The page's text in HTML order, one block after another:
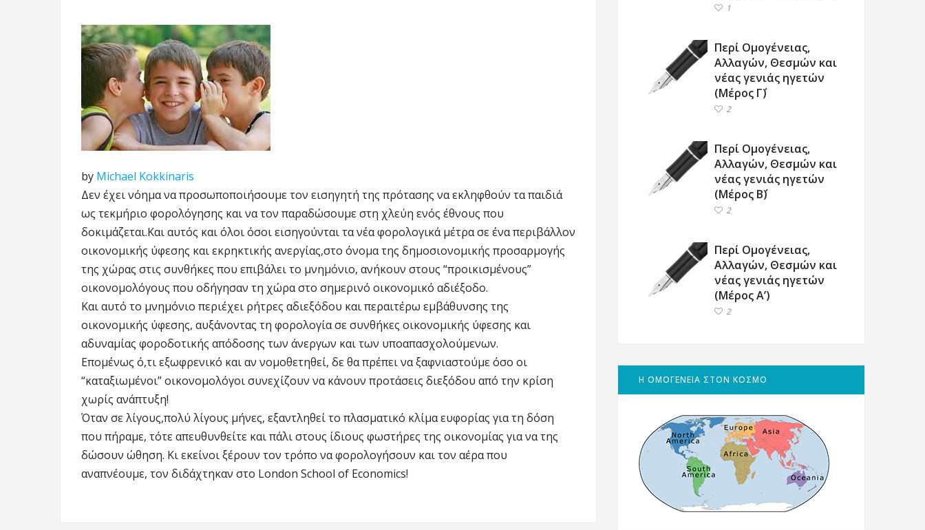
by Michael Kokkinaris
Δεν έχει νόημα να προσωποποιήσουμε τον εισηγητή της πρότασης να εκληφθούν τα παιδιά
ως τεκμήριο φορολόγησης και να τον παραδώσουμε στη χλεύη ενός έθνους που
δοκιμάζεται.Και αυτός και όλοι όσοι εισηγούνται τα νέα φορολογικά μέτρα σε ένα περιβάλλον
οικονομικής ύφεσης και εκρηκτικής ανεργίας,στο όνομα της δημοσιονομικής προσαρμογής
της χώρας στις συνθήκες που επιβάλει το μνημόνιο, ανήκουν στους “προικισμένους”
οικονομολόγους που οδήγησαν τη χώρα στο σημερινό οικονομικό αδιέξοδο.
Και αυτό το μνημόνιο περιέχει ρήτρες αδιεξόδου και περαιτέρω εμβάθυνσης της
οικονομικής ύφεσης, αυξάνοντας τη φορολογία σε συνθήκες οικονομικής ύφεσης και
αδυναμίας φοροδοτικής απόδοσης των άνεργων και των υποαπασχολούμενων.
Επομένως ό,τι εξωφρενικό και αν νομοθετηθεί, δε θα πρέπει να ξαφνιαστούμε όσο οι
“καταξιωμένοι” οικονομολόγοι συνεχίζουν να κάνουν προτάσεις διεξόδου από την κρίση
χωρίς ανάπτυξη!
Όταν σε λίγους,πολύ λίγους μήνες, εξαντληθεί το πλασματικό κλίμα ευφορίας για τη δόση
που πήραμε, τότε απευθυνθείτε και πάλι στους ίδιους φωστήρες της οικονομίας για να της
δώσουν ώθηση. Κι εκείνοι ξέρουν τον τρόπο να φορολογήσουν και τον αέρα που
αναπνέουμε, τον διδάχτηκαν στο London School of Economics!
1
Περί Ομογένειας,
Αλλαγών, Θεσμών και
νέας γενιάς ηγετών
(Μέρος Γ΄)
2
Περί Ομογένειας,
Αλλαγών, Θεσμών και
νέας γενιάς ηγετών
(Μέρος Β΄)
2
Περί Ομογένειας,
Αλλαγών, Θεσμών και
νέας γενιάς ηγετών
(Μέρος Α’)
2
Η ΟΜΟΓΕΝΕΙΑ ΣΤΟΝ ΚΟΣΜΟ